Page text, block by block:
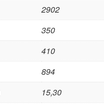
2902
350
410
894
15,30